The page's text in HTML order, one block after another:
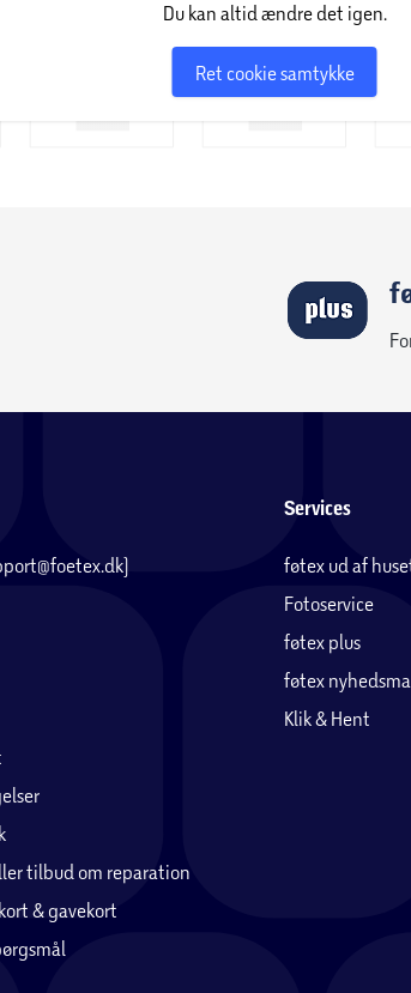
Du kan altid ændre det igen.
Ret cookie samtykke
tilbud om reparation
& gavekort
Services
føtex ud af
Fotoservice
føtex plus
føtex
Klik & Hent